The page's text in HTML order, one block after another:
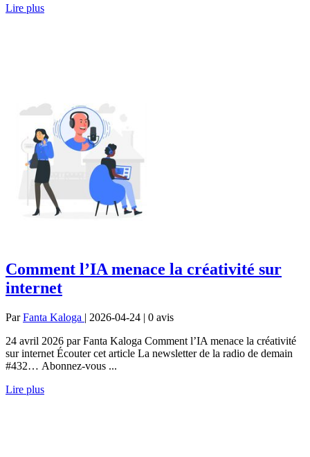
Lire plus
Comment l’IA menace la créativité sur
internet
ParFanta Kaloga | 2026-04-24 | 0 avis
24 avril 2026 par Fanta Kaloga Comment l’IA menace la créativité
sur internet Écouter cet article La newsletter de la radio de demain
#432… Abonnez-vous ...
Lire plus